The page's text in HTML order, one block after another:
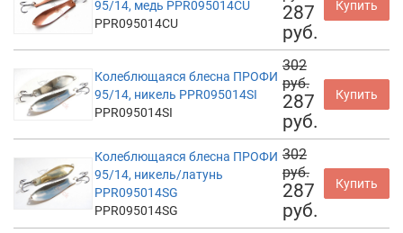
95/14, медь PPR095014CU
PPR095014CU
287
руб.
Купить
Колеблющаяся блесна ПРОФИ
95/14, никель PPR095014SI
PPR095014SI
302
руб.
287
руб.
Купить
Колеблющаяся блесна ПРОФИ
95/14, никель/латунь
PPR095014SG
PPR095014SG
302
руб.
287
руб.
Купить